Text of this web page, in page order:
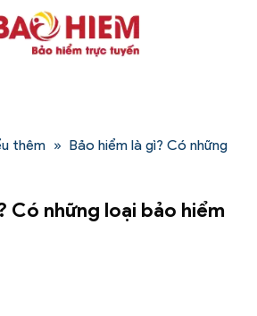
thêm » Bảo hiểm là gì? Có những
Có những loại bảo hiểm